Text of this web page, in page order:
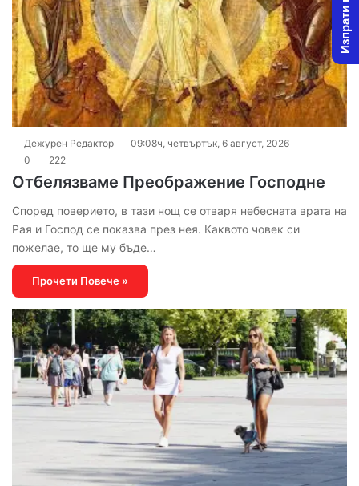
Дежурен Редактор
09:08ч, четвъртък, 6 август, 2026
0
222
Отбелязваме Преображение Господне
Според поверието, в тази нощ се отваря небесната врата на
Рая и Господ се показва през нея. Каквото човек си
пожелае, то ще му бъде…
Прочети Повече »